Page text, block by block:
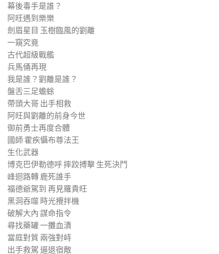
幕後毒手是誰？
阿旺遇到樂樂
劍眉星目 玉樹臨風的劉離
一窺究竟
古代超級戰艦
兵馬俑再現
我是誰？劉離是誰？
盤舌三足蟾蜍
帶頭大哥 出手相救
阿旺與劉離的前身今世
御前勇士再度合體
國師 霍疾懾布尊法王
生化武器
博克巴伊勒德呼 摔跤搏擊 生死決鬥
峰迴路轉 鹿死誰手
福德爺駕到 再見羅貴旺
黑洞吞噬 時光攪拌機
破解大內 謀命指令
尋找藥罐 一攤血漬
當庭對質 兩強對峙
出手救駕 逼退宿敵